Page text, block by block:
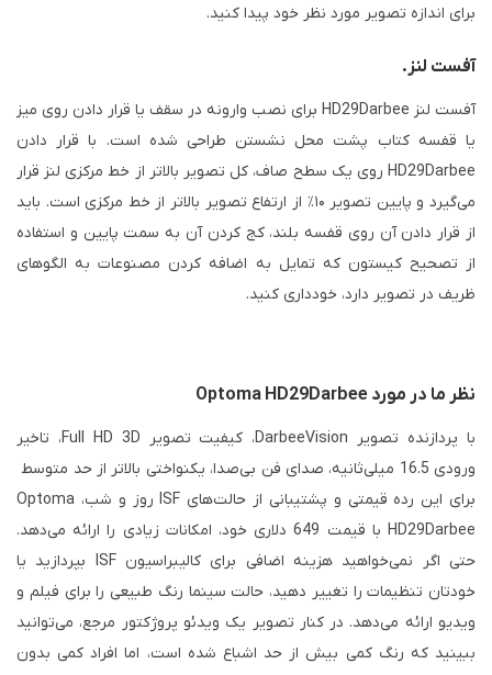
برای اندازه تصویر مورد نظر خود پیدا کنید.
آفست لنز.
آفست لنز HD29Darbee برای نصب وارونه در سقف یا قرار دادن روی میز
یا قفسه کتاب پشت محل نشستن طراحی شده است. با قرار دادن
HD29Darbee روی یک سطح صاف، کل تصویر بالاتر از خط مرکزی لنز قرار
می‌گیرد و پایین تصویر ۱۰٪ از ارتفاع تصویر بالاتر از خط مرکزی است. باید
از قرار دادن آن روی قفسه بلند، کج کردن آن به سمت پایین و استفاده
از تصحیح کیستون که تمایل به اضافه کردن مصنوعات به الگوهای
ظریف در تصویر دارد، خودداری کنید.
نظر ما در مورد Optoma HD29Darbee
با پردازنده تصویر DarbeeVision، کیفیت تصویر Full HD 3D، تاخیر
ورودی 16.5 میلی‌ثانیه، صدای فن بی‌صدا، یکنواختی بالاتر از حد متوسط ​​
برای این رده قیمتی و پشتیبانی از حالت‌های ISF روز و شب، Optoma
HD29Darbee با قیمت 649 دلاری خود، امکانات زیادی را ارائه می‌دهد.
حتی اگر نمی‌خواهید هزینه اضافی برای کالیبراسیون ISF بپردازید یا
خودتان تنظیمات را تغییر دهید، حالت سینما رنگ طبیعی را برای فیلم و
ویدیو ارائه می‌دهد. در کنار تصویر یک ویدئو پروژکتور مرجع، می‌توانید
ببینید که رنگ کمی بیش از حد اشباع شده است، اما افراد کمی بدون